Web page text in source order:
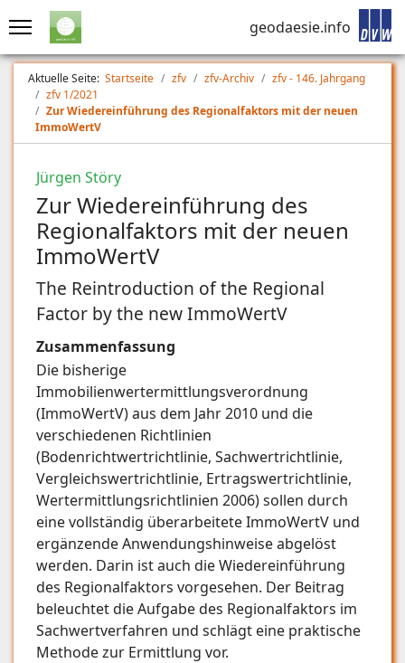
geodaesie.info
Aktuelle Seite: Startseite zfv zfv-Archiv
zfv - 146. Jahrgang
zfv 1/2021
Zur Wiedereinführung des Regionalfaktors mit der neuen
ImmoWertV
Jürgen Störy
Zur Wiedereinführung des
Regionalfaktors mit der neuen
ImmoWertV
The Reintroduction of the Regional
Factor by the new ImmoWertV
Zusammenfassung
Die bisherige
Immobilienwertermittlungsverordnung
(ImmoWertV) aus dem Jahr 2010 und die
verschiedenen Richtlinien
(Bodenrichtwertrichtlinie, Sachwertrichtlinie,
Vergleichswertrichtlinie, Ertragswertrichtlinie,
Wertermittlungsrichtlinien 2006) sollen durch
eine vollständig überarbeitete ImmoWertV und
ergänzende Anwendungshinweise abgelöst
werden. Darin ist auch die Wiedereinführung
des Regionalfaktors vorgesehen. Der Beitrag
beleuchtet die Aufgabe des Regionalfaktors im
Sachwertverfahren und schlägt eine praktische
Methode zur Ermittlung vor.